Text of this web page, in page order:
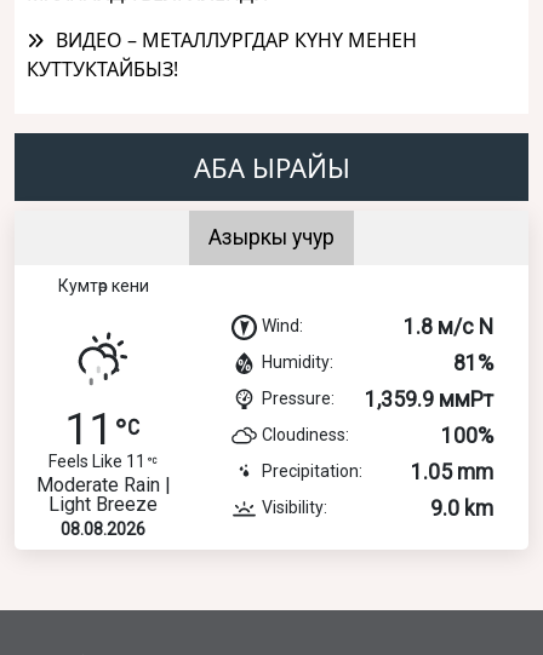
ВИДЕО – МЕТАЛЛУРГДАР КҮНҮ МЕНЕН
КУТТУКТАЙБЫЗ!
АБА ЫРАЙЫ
Азыркы учур
Кумтөр кени
11
Feels Like 11
Moderate Rain |
Light Breeze
08.08.2026
Wind: 1.8 м/с N
Humidity: 81%
Pressure: 1,359.9 ммРт
Cloudiness: 100%
Precipitation: 1.05 mm
Visibility: 9.0 km